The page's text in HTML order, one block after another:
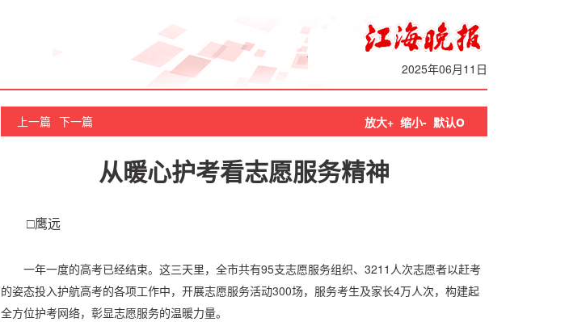
2025年06月11日
上一篇 下一篇 放大+ 缩小- 默认o
从暖心护考看志愿服务精神
□鹰远
一年一度的高考已经结束。这三天里，全市共有95支志愿服务组织、3211人次志愿者以赶考
的姿态投入护航高考的各项工作中，开展志愿服务活动300场，服务考生及家长4万人次，构建起
全方位护考网络，彰显志愿服务的温暖力量。